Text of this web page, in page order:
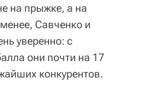
на прыжке, а на
Савченко и
уверенно: с
они почти на 17
конкурентов.